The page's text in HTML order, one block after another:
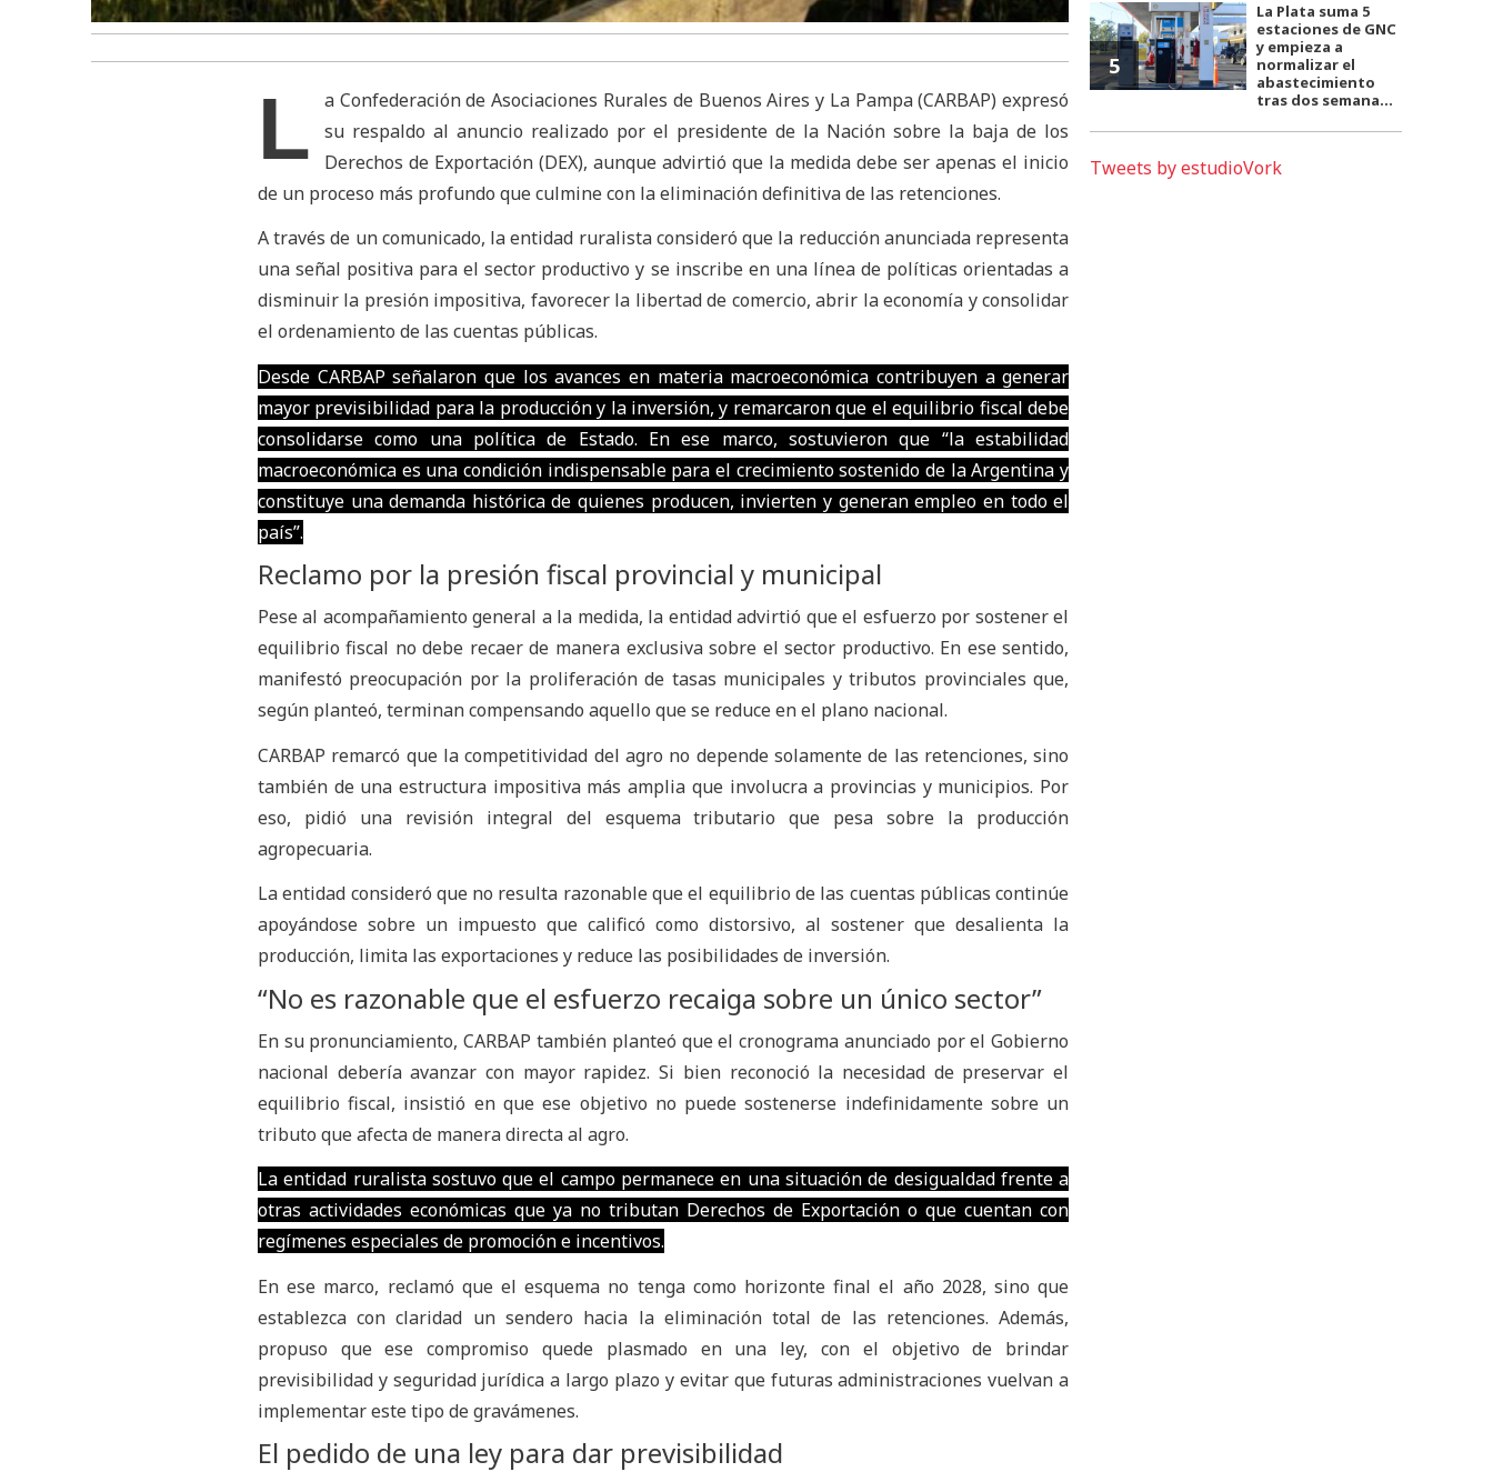
L
a Confederación de Asociaciones Rurales de Buenos Aires y La Pampa (CARBAP) expresó
su respaldo al anuncio realizado por el presidente de la Nación sobre la baja de los
Derechos de Exportación (DEX), aunque advirtió que la medida debe ser apenas el inicio
de un proceso más profundo que culmine con la eliminación definitiva de las retenciones.
A través de un comunicado, la entidad ruralista consideró que la reducción anunciada representa
una señal positiva para el sector productivo y se inscribe en una línea de políticas orientadas a
disminuir la presión impositiva, favorecer la libertad de comercio, abrir la economía y consolidar
el ordenamiento de las cuentas públicas.
Desde CARBAP señalaron que los avances en materia macroeconómica contribuyen a generar
mayor previsibilidad para la producción y la inversión, y remarcaron que el equilibrio fiscal debe
consolidarse como una política de Estado. En ese marco, sostuvieron que “la estabilidad
macroeconómica es una condición indispensable para el crecimiento sostenido de la Argentina y
constituye una demanda histórica de quienes producen, invierten y generan empleo en todo el
país”.
Reclamo por la presión fiscal provincial y municipal
Pese al acompañamiento general a la medida, la entidad advirtió que el esfuerzo por sostener el
equilibrio fiscal no debe recaer de manera exclusiva sobre el sector productivo. En ese sentido,
manifestó preocupación por la proliferación de tasas municipales y tributos provinciales que,
según planteó, terminan compensando aquello que se reduce en el plano nacional.
CARBAP remarcó que la competitividad del agro no depende solamente de las retenciones, sino
también de una estructura impositiva más amplia que involucra a provincias y municipios. Por
eso, pidió una revisión integral del esquema tributario que pesa sobre la producción
agropecuaria.
La entidad consideró que no resulta razonable que el equilibrio de las cuentas públicas continúe
apoyándose sobre un impuesto que calificó como distorsivo, al sostener que desalienta la
producción, limita las exportaciones y reduce las posibilidades de inversión.
“No es razonable que el esfuerzo recaiga sobre un único sector”
En su pronunciamiento, CARBAP también planteó que el cronograma anunciado por el Gobierno
nacional debería avanzar con mayor rapidez. Si bien reconoció la necesidad de preservar el
equilibrio fiscal, insistió en que ese objetivo no puede sostenerse indefinidamente sobre un
tributo que afecta de manera directa al agro.
La entidad ruralista sostuvo que el campo permanece en una situación de desigualdad frente a
otras actividades económicas que ya no tributan Derechos de Exportación o que cuentan con
regímenes especiales de promoción e incentivos.
En ese marco, reclamó que el esquema no tenga como horizonte final el año 2028, sino que
establezca con claridad un sendero hacia la eliminación total de las retenciones. Además,
propuso que ese compromiso quede plasmado en una ley, con el objetivo de brindar
previsibilidad y seguridad jurídica a largo plazo y evitar que futuras administraciones vuelvan a
implementar este tipo de gravámenes.
El pedido de una ley para dar previsibilidad
5
La Plata suma 5
estaciones de GNC
y empieza a
normalizar el
abastecimiento
tras dos semana...
Tweets by estudioVork